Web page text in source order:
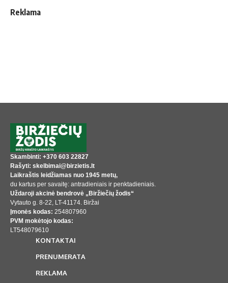
Reklama
Skambinti: +370 603 22827
Rašyti: skelbimai@birzietis.lt
Laikraštis leidžiamas nuo 1945 metų,
du kartus per savaitę: antradieniais ir penktadieniais.
Uždaroji akcinė bendrovė „Biržiečių žodis“
Vytauto g. 8-22, LT-41174. Biržai
Įmonės kodas: 254807960
PVM mokėtojo kodas:
LT548079610
KONTAKTAI
PRENUMERATA
REKLAMA